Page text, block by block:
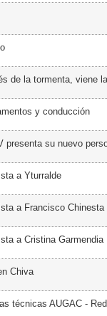
de la tormenta, viene
y conducción
presenta su nuevo
a Yturralde
a Francisco Chinesta
a Cristina Garmendia
Chiva
técnicas AUGAC -